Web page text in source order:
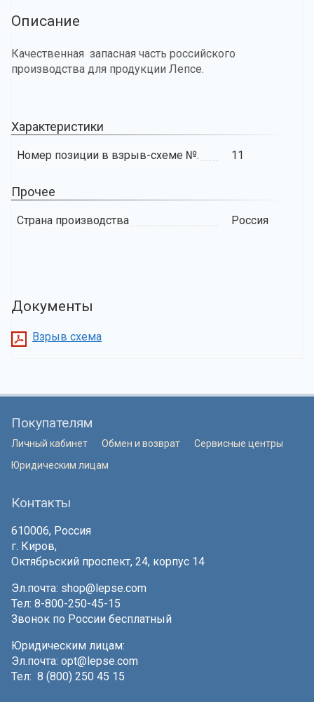
Описание
Качественная запасная часть российского
производства для продукции Лепсе.
Характеристики
Номер позиции в взрыв-схеме №. 11
Прочее
Страна производства Россия
Документы
Взрыв схема
Покупателям
Личный кабинет Обмен и возврат
Сервисные центры
Юридическим лицам
Контакты
610006, Россия
г. Киров,
Октябрьский проспект, 24, корпус 14
Эл.почта: shop@lepse.com
Тел: 8-800-250-45-15
Звонок по России бесплатный
Юридическим лицам:
Эл.почта: opt@lepse.com
Тел: 8 (800) 250 45 15